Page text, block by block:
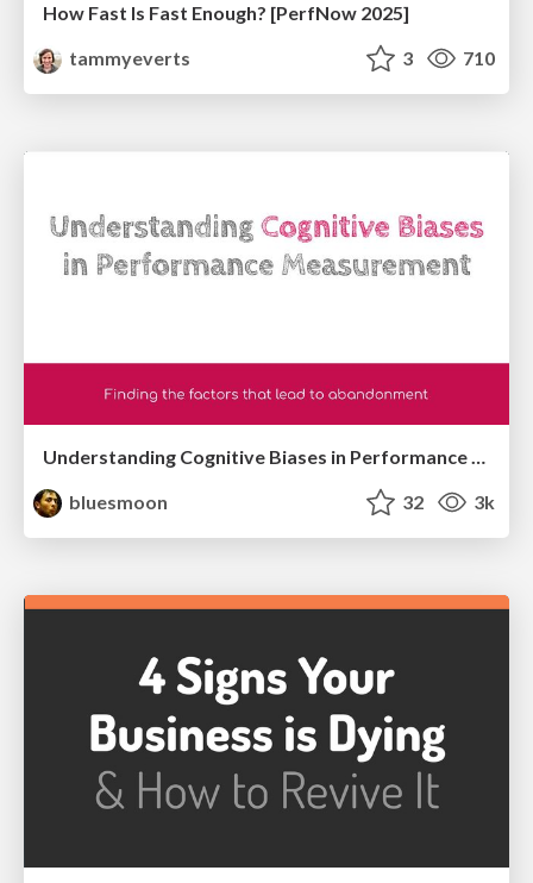
How Fast Is Fast Enough? [PerfNow 2025]
tammyeverts
3 710
Understanding Cognitive Biases in Performance Measurement
bluesmoon
32 3k